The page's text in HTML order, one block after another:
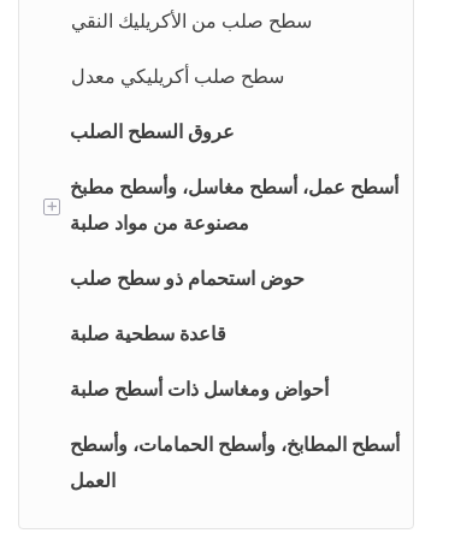
أسطح مغاسل من الكوارتز
أسطح عمل من الكوارتز
سطح صلب من الأكريليك النقي
سطح صلب أكريليكي معدل
عروق السطح الصلب
+ أسطح عمل، أسطح مغاسل، وأسطح مطبخ
مصنوعة من مواد صلبة
أسطح عمل صلبة
أسطح مغاسل من مواد صلبة
أسطح عمل صلبة
حوض استحمام ذو سطح صلب
قاعدة سطحية صلبة
أحواض ومغاسل ذات أسطح صلبة
أسطح المطابخ، وأسطح الحمامات، وأسطح
العمل